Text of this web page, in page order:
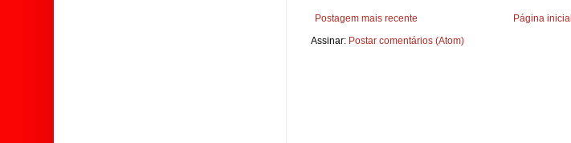
Postagem mais recente
Página inicial
Assinar: Postar comentários (Atom)